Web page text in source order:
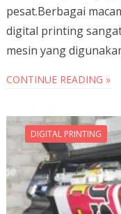
pesat.Berbagai
digital printing
mesin yang
CONTINUE READING »
DIGITAL PRINTING